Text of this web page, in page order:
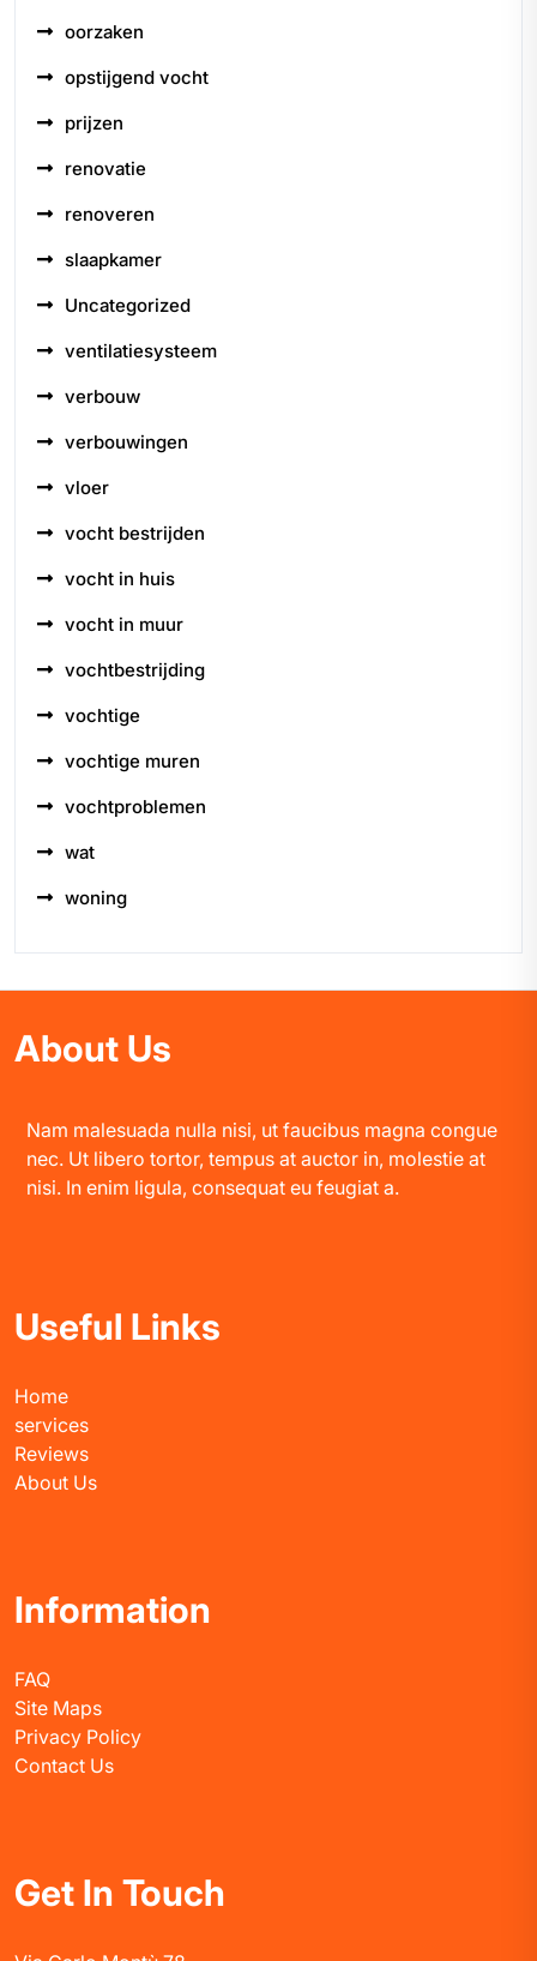
oorzaken
opstijgend vocht
prijzen
renovatie
renoveren
slaapkamer
Uncategorized
ventilatiesysteem
verbouw
verbouwingen
vloer
vocht bestrijden
vocht in huis
vocht in muur
vochtbestrijding
vochtige
vochtige muren
vochtproblemen
wat
woning
About Us
Nam malesuada nulla nisi, ut faucibus magna congue
nec. Ut libero tortor, tempus at auctor in, molestie at
nisi. In enim ligula, consequat eu feugiat a.
Useful Links
Home
services
Reviews
About Us
Information
FAQ
Site Maps
Privacy Policy
Contact Us
Get In Touch